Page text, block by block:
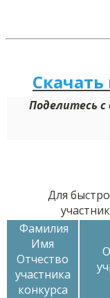
Поделитесь
Для
Фамилия
Имя
Отчество
участника
конкурса